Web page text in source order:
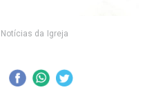
Notícias da Igreja